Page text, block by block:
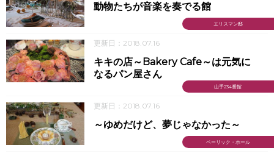
エリスマン邸
動物たちが音楽を奏でる館
更新日：2018.07.16
山手234番館
キキの店～Bakery Cafe～は元気に
なるパン屋さん
更新日：2018.07.16
ベーリック・ホール
～ゆめだけど、夢じゃなかった～